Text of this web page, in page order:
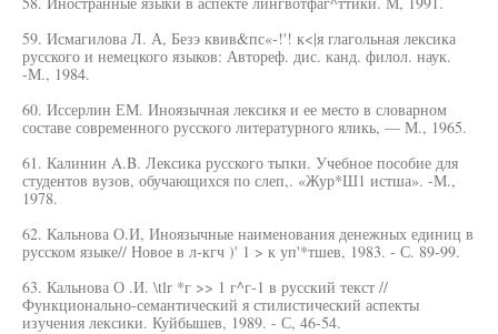
59. Исмагилова Л. А, Безэ квив&пс«-!'! к<|я глагольная лексика
русского и немецкого языков: Автореф. дис. канд. филол. наук.
-М., 1984.
60. Иссерлин ЕМ. Иноязычная лексикя и ее место в словарном
составе современного русского литературного яликь, — М., 1965.
61. Калинин A.B. Лексика русского тьпки. Учебное пособие для
студентов вузов, обучающихся по слеп,. «Жур*Ш1 истша». -М.,
1978.
62. Кальнова О.И, Иноязычные наименования денежных единиц в
русском языке// Новое в л-кгч )' 1 > к уп'*тшев, 1983. - С. 89-99.
63. Кальнова О .И. \tlr *г >> 1 г^г-1 в русский текст //
Функционально-семантический я стилистический аспекты
изучения лексики. Куйбышев, 1989. - С, 46-54.